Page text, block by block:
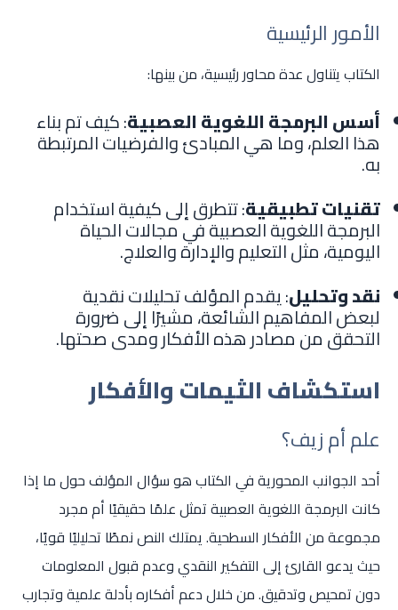
الأمور الرئيسية
الكتاب يتناول عدة محاور رئيسية، من بينها:
أسس البرمجة اللغوية العصبية: كيف تم بناء
هذا العلم، وما هي المبادئ والفرضيات المرتبطة
به.
تقنيات تطبيقية: تتطرق إلى كيفية استخدام
البرمجة اللغوية العصبية في مجالات الحياة
اليومية، مثل التعليم والإدارة والعلاج.
نقد وتحليل: يقدم المؤلف تحليلات نقدية
لبعض المفاهيم الشائعة، مشيرًا إلى ضرورة
التحقق من مصادر هذه الأفكار ومدى صحتها.
استكشاف الثيمات والأفكار
علم أم زيف؟
أحد الجوانب المحورية في الكتاب هو سؤال المؤلف حول ما إذا
كانت البرمجة اللغوية العصبية تمثل علمًا حقيقيًا أم مجرد
مجموعة من الأفكار السطحية. يمتلك النص نمطًا تحليليًا قويًا،
حيث يدعو القارئ إلى التفكير النقدي وعدم قبول المعلومات
دون تمحيص وتدقيق. من خلال دعم أفكاره بأدلة علمية وتجارب